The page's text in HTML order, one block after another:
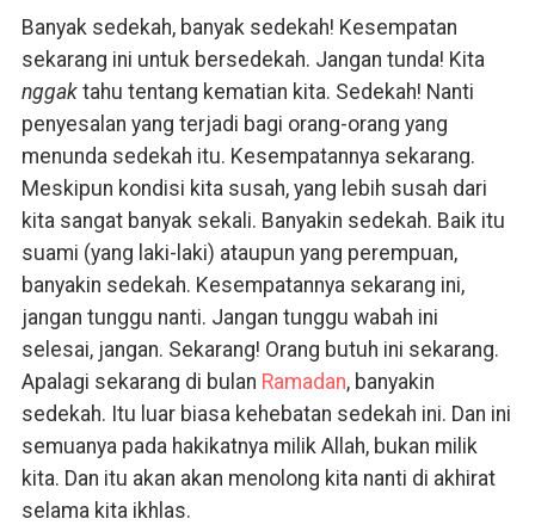
Banyak sedekah, banyak sedekah! Kesempatan
sekarang ini untuk bersedekah. Jangan tunda! Kita
nggaktahu tentang kematian kita. Sedekah! Nanti
penyesalan yang terjadi bagi orang-orang yang
menunda sedekah itu. Kesempatannya sekarang.
Meskipun kondisi kita susah, yang lebih susah dari
kita sangat banyak sekali. Banyakin sedekah. Baik itu
suami (yang laki-laki) ataupun yang perempuan,
banyakin sedekah. Kesempatannya sekarang ini,
jangan tunggu nanti. Jangan tunggu wabah ini
selesai, jangan. Sekarang! Orang butuh ini sekarang.
Apalagi sekarang di bulan Ramadan, banyakin
sedekah. Itu luar biasa kehebatan sedekah ini. Dan ini
semuanya pada hakikatnya milik Allah, bukan milik
kita. Dan itu akan akan menolong kita nanti di akhirat
selama kita ikhlas.